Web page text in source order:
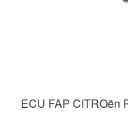
ECU FAP CITROën